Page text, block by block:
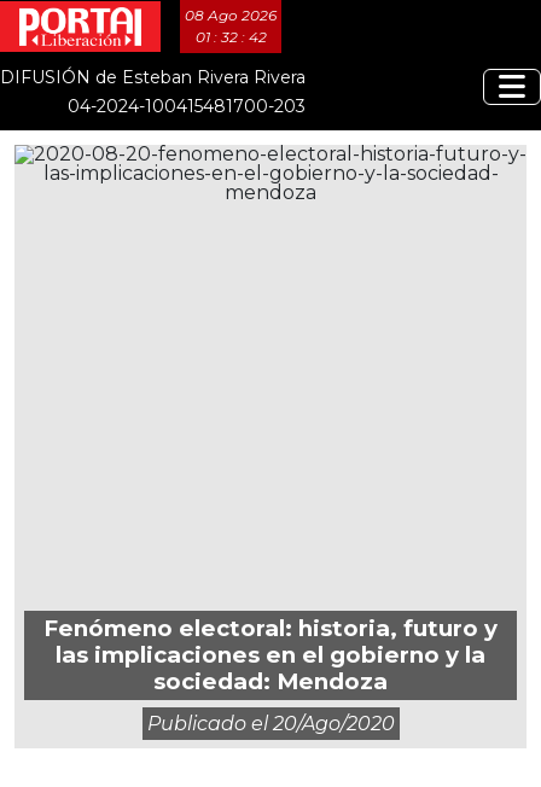
08 Ago 2026
01 : 32 : 42
DIFUSIÓN de Esteban Rivera Rivera
04-2024-100415481700-203
Fenómeno electoral: historia, futuro y
las implicaciones en el gobierno y la
sociedad: Mendoza
Publicado el20/ago/2020